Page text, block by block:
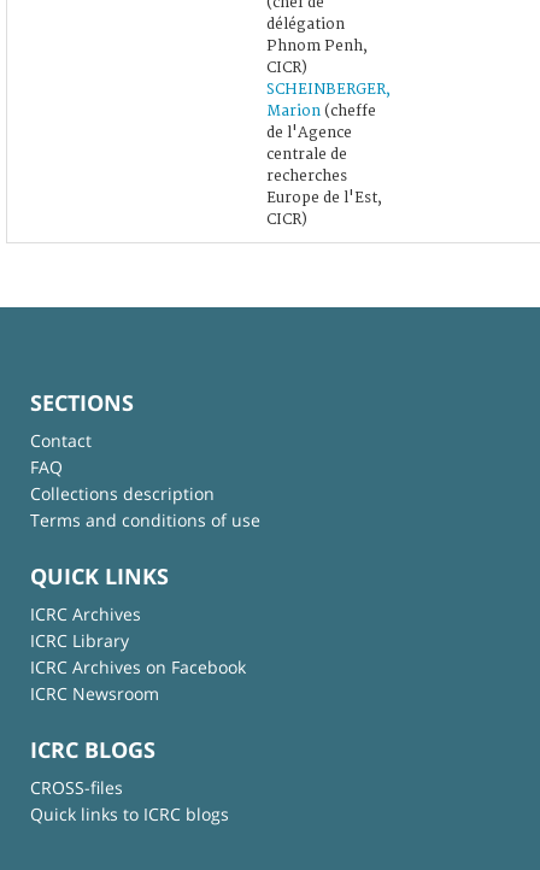
délégation
Phnom Penh,
CICR)
SCHEINBERGER,
Marion (cheffe
de l'Agence
centrale de
recherches
Europe de l'Est,
CICR)
SECTIONS
Contact
FAQ
Collections description
Terms and conditions of use
QUICK LINKS
ICRC Archives
ICRC Library
ICRC Archives on Facebook
ICRC Newsroom
ICRC BLOGS
CROSS-files
Quick links to ICRC blogs